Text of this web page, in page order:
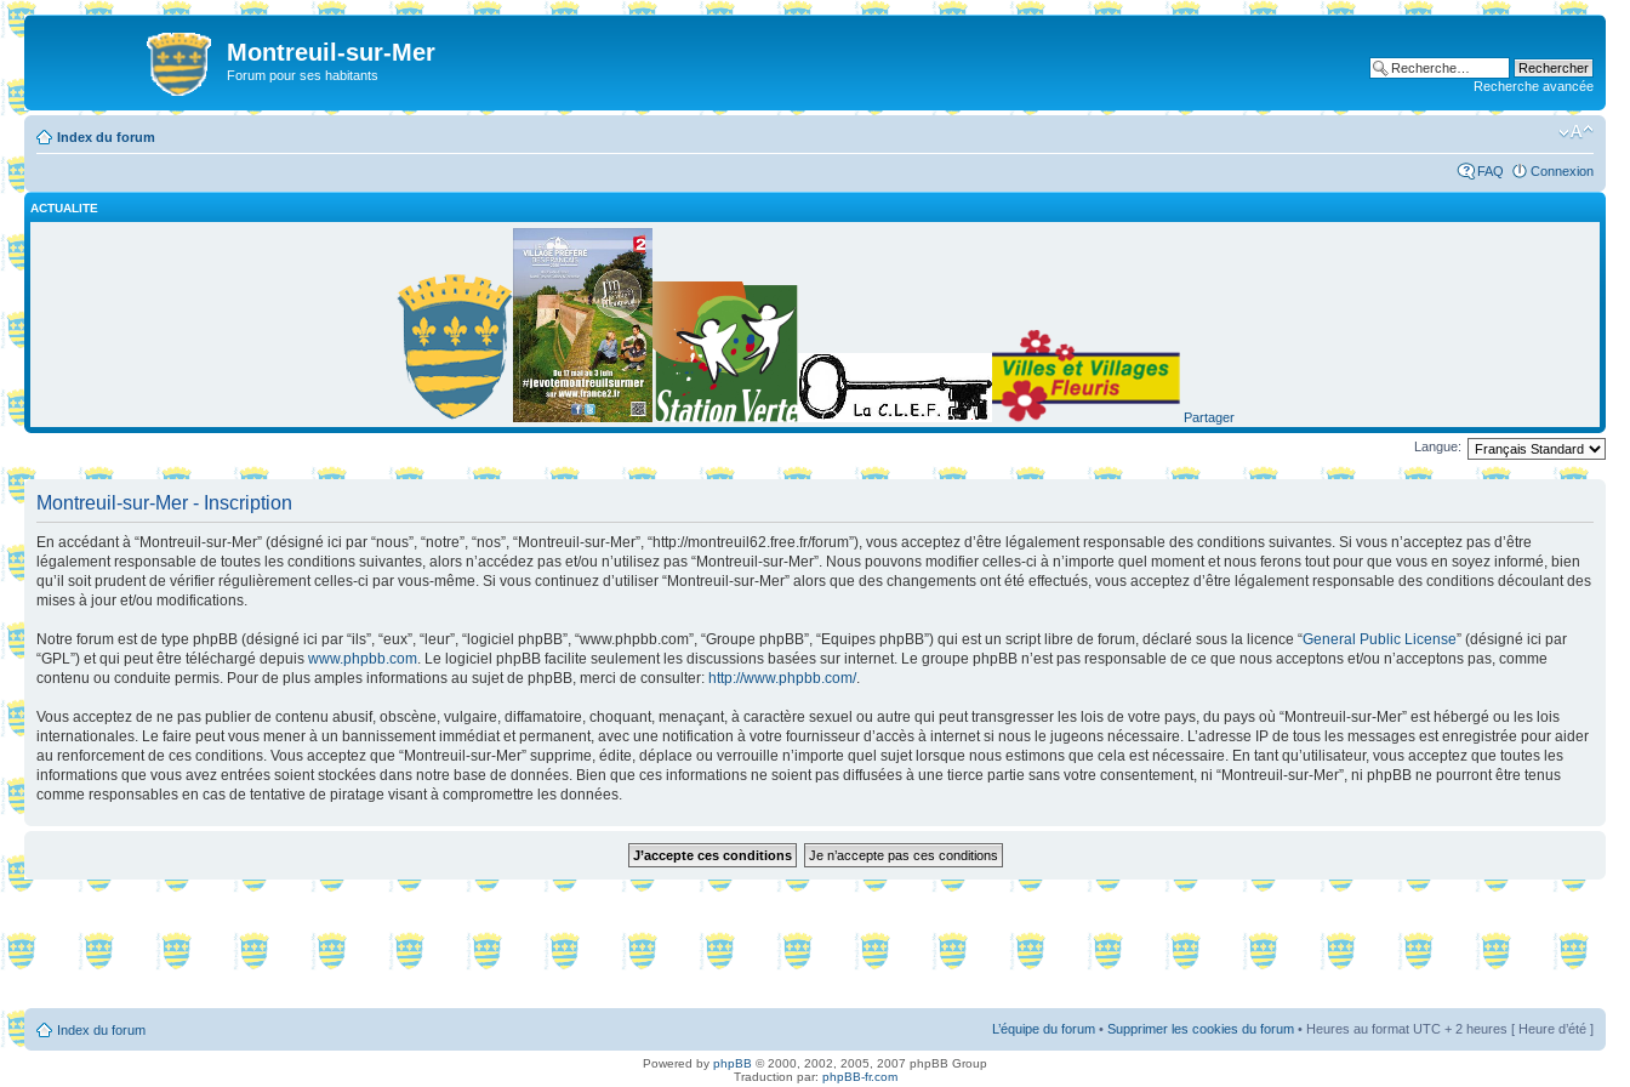
Montreuil-sur-Mer
Forum pour ses habitants
Recherche avancée
Index du forum
FAQ Connexion
ACTUALITE
Partager
Langue:
Montreuil-sur-Mer - Inscription
En accédant à “Montreuil-sur-Mer” (désigné ici par “nous”, “notre”, “nos”, “Montreuil-sur-Mer”, “http://montreuil62.free.fr/forum”), vous acceptez d’être légalement responsable des conditions suivantes. Si vous n’acceptez pas d’être
légalement responsable de toutes les conditions suivantes, alors n’accédez pas et/ou n’utilisez pas “Montreuil-sur-Mer”. Nous pouvons modifier celles-ci à n’importe quel moment et nous ferons tout pour que vous en soyez informé, bien
qu’il soit prudent de vérifier régulièrement celles-ci par vous-même. Si vous continuez d’utiliser “Montreuil-sur-Mer” alors que des changements ont été effectués, vous acceptez d’être légalement responsable des conditions découlant des
mises à jour et/ou modifications.
Notre forum est de type phpBB (désigné ici par “ils”, “eux”, “leur”, “logiciel phpBB”, “www.phpbb.com”, “Groupe phpBB”, “Equipes phpBB”) qui est un script libre de forum, déclaré sous la licence “General Public License” (désigné ici par
“GPL”) et qui peut être téléchargé depuis www.phpbb.com. Le logiciel phpBB facilite seulement les discussions basées sur internet. Le groupe phpBB n’est pas responsable de ce que nous acceptons et/ou n’acceptons pas, comme
contenu ou conduite permis. Pour de plus amples informations au sujet de phpBB, merci de consulter: http://www.phpbb.com/.
Vous acceptez de ne pas publier de contenu abusif, obscène, vulgaire, diffamatoire, choquant, menaçant, à caractère sexuel ou autre qui peut transgresser les lois de votre pays, du pays où “Montreuil-sur-Mer” est hébergé ou les lois
internationales. Le faire peut vous mener à un bannissement immédiat et permanent, avec une notification à votre fournisseur d’accès à internet si nous le jugeons nécessaire. L’adresse IP de tous les messages est enregistrée pour aider
au renforcement de ces conditions. Vous acceptez que “Montreuil-sur-Mer” supprime, édite, déplace ou verrouille n’importe quel sujet lorsque nous estimons que cela est nécessaire. En tant qu’utilisateur, vous acceptez que toutes les
informations que vous avez entrées soient stockées dans notre base de données. Bien que ces informations ne soient pas diffusées à une tierce partie sans votre consentement, ni “Montreuil-sur-Mer”, ni phpBB ne pourront être tenus
comme responsables en cas de tentative de piratage visant à compromettre les données.
Index du forum L’équipe du forum • Supprimer les cookies du forum • Heures au format UTC + 2 heures [ Heure d’été ]
Powered by phpBB © 2000, 2002, 2005, 2007 phpBB Group
Traduction par: phpBB-fr.com